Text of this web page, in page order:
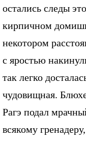
остались следы
кирпичном
некотором
с яростью
так легко
чудовищная.
Рагэ подал
всякому